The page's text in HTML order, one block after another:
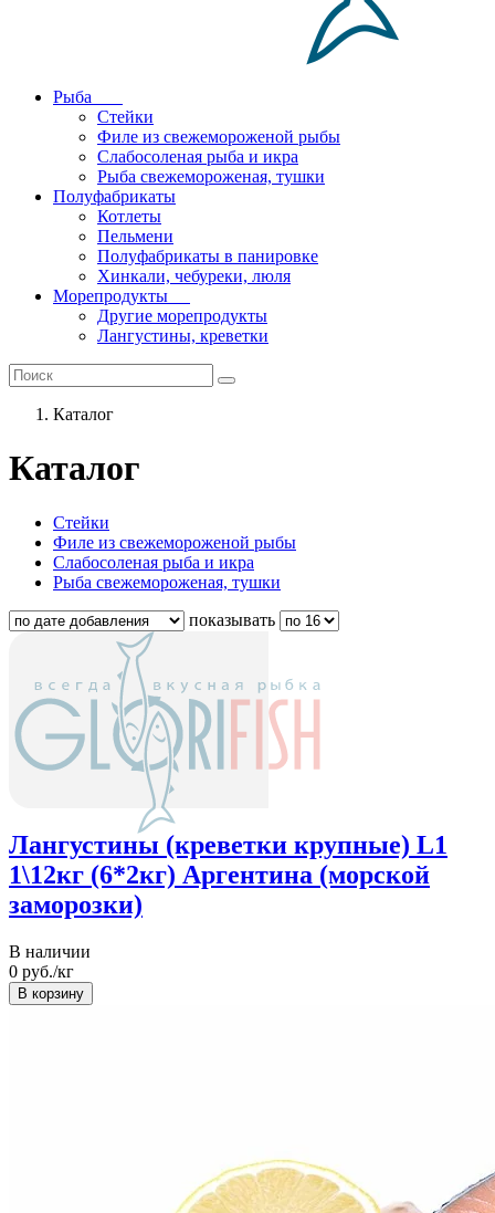
Рыба
Стейки
Филе из свежемороженой рыбы
Слабосоленая рыба и икра
Рыба свежемороженая, тушки
Полуфабрикаты
Котлеты
Пельмени
Полуфабрикаты в панировке
Хинкали, чебуреки, люля
Морепродукты
Другие морепродукты
Лангустины, креветки
Каталог
Каталог
Стейки
Филе из свежемороженой рыбы
Слабосоленая рыба и икра
Рыба свежемороженая, тушки
показывать
Лангустины (креветки крупные) L1
1\12кг (6*2кг) Аргентина (морской
заморозки)
В наличии
0 руб./кг